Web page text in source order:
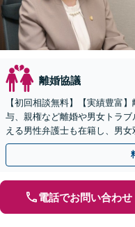
離婚協議
【初回相談無料】【実績豊富
与、親権など離婚や男女トラ
える男性弁護士も在籍し、男
【新静岡駅直結】【子連れ相談
電話でお問い合わせ